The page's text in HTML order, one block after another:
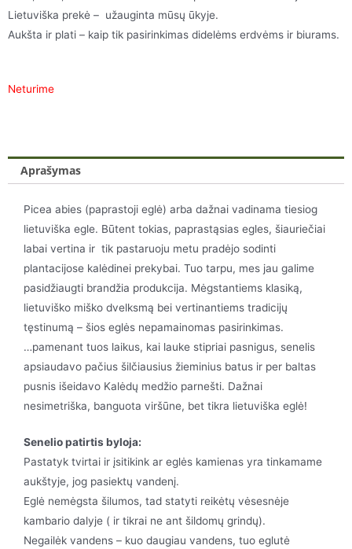
Lietuviška prekė – užauginta mūsų ūkyje.
Aukšta ir plati – kaip tik pasirinkimas didelėms erdvėms ir biurams.
Neturime
Aprašymas
Picea abies (paprastoji eglė) arba dažnai vadinama tiesiog
lietuviška egle. Būtent tokias, paprastąsias egles, šiauriečiai
labai vertina ir tik pastaruoju metu pradėjo sodinti
plantacijose kalėdinei prekybai. Tuo tarpu, mes jau galime
pasidžiaugti brandžia produkcija. Mėgstantiems klasiką,
lietuviško miško dvelksmą bei vertinantiems tradicijų
tęstinumą – šios eglės nepamainomas pasirinkimas.
…pamenant tuos laikus, kai lauke stipriai pasnigus, senelis
apsiaudavo pačius šilčiausius žieminius batus ir per baltas
pusnis išeidavo Kalėdų medžio parnešti. Dažnai
nesimetriška, banguota viršūne, bet tikra lietuviška eglė!
Senelio patirtis byloja:
Pastatyk tvirtai ir įsitikink ar eglės kamienas yra tinkamame
aukštyje, jog pasiektų vandenį.
Eglė nemėgsta šilumos, tad statyti reikėtų vėsesnėje
kambario dalyje ( ir tikrai ne ant šildomų grindų).
Negailėk vandens – kuo daugiau vandens, tuo eglutė